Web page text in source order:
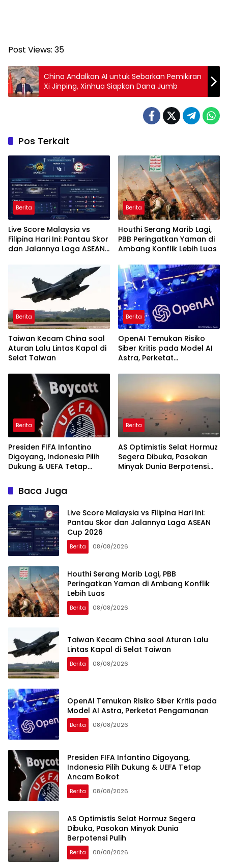
Post Views: 35
China Andalkan AI untuk Sebarkan Pemikiran
Xi Jinping, Xinhua Siapkan Dana Jumb
Pos Terkait
Berita
Live Score Malaysia vs
Filipina Hari Ini: Pantau Skor
dan Jalannya Laga ASEAN
Berita
Houthi Serang Marib Lagi,
PBB Peringatkan Yaman di
Ambang Konflik Lebih Luas
Berita
Taiwan Kecam China soal
Aturan Lalu Lintas Kapal di
Selat Taiwan
Berita
OpenAI Temukan Risiko
Siber Kritis pada Model AI
Astra, Perketat
Berita
Presiden FIFA Infantino
Digoyang, Indonesia Pilih
Dukung & UEFA Tetap
Berita
AS Optimistis Selat Hormuz
Segera Dibuka, Pasokan
Minyak Dunia Berpotensi
Baca Juga
Live Score Malaysia vs Filipina Hari Ini:
Pantau Skor dan Jalannya Laga ASEAN
Cup 2026
Berita 08/08/2026
Houthi Serang Marib Lagi, PBB
Peringatkan Yaman di Ambang Konflik
Lebih Luas
Berita 08/08/2026
Taiwan Kecam China soal Aturan Lalu
Lintas Kapal di Selat Taiwan
Berita 08/08/2026
OpenAI Temukan Risiko Siber Kritis pada
Model AI Astra, Perketat Pengamanan
Berita 08/08/2026
Presiden FIFA Infantino Digoyang,
Indonesia Pilih Dukung & UEFA Tetap
Ancam Boikot
Berita 08/08/2026
AS Optimistis Selat Hormuz Segera
Dibuka, Pasokan Minyak Dunia
Berpotensi Pulih
Berita 08/08/2026